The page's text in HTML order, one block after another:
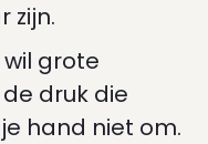
zijn.
grote
druk die
hand niet om.